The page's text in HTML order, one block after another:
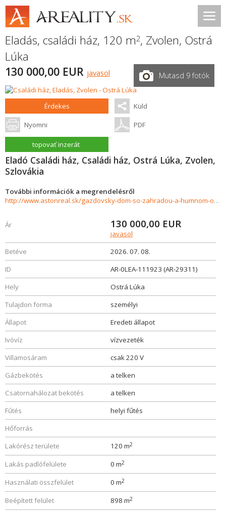
Eladás, családi ház, 120 m2, Zvolen, Ostrá
Lúka
130 000,00 EUR javasol Mutasd 9 fotók
Érdekes Küld
Nyomni PDF
topovať inzerát
Eladó Családi ház, Családi ház, Ostrá Lúka, Zvolen,
Szlovákia
További információk a megrendelésről
http://www.astonreal.sk/gazdovsky-dom-so-zahradou-a-humnom-ostra-luka-pri-zvolene-1017284
Ár 130 000,00 EUR
javasol
Betéve
2026. 07. 08.
ID
AR-0LEA-111923 (AR-29311)
Hely
Ostrá Lúka
Tulajdon forma
személyi
Állapot
Eredeti állapot
Ivóvíz
vízvezeték
Villamosáram
csak 220 V
Gázbekötés
a telken
Csatornahálozat bekötés
a telken
Fűtés
helyi fűtés
Hőforrás
Lakórész területe
120 m2
Lakás padlófelülete 0 m2
Használati összfelület 0 m2
Beépített felület 898 m2